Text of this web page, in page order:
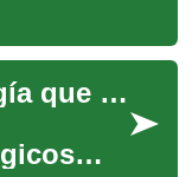
de
pérdida
Audífonos: Tecnología que Transforma Vidas